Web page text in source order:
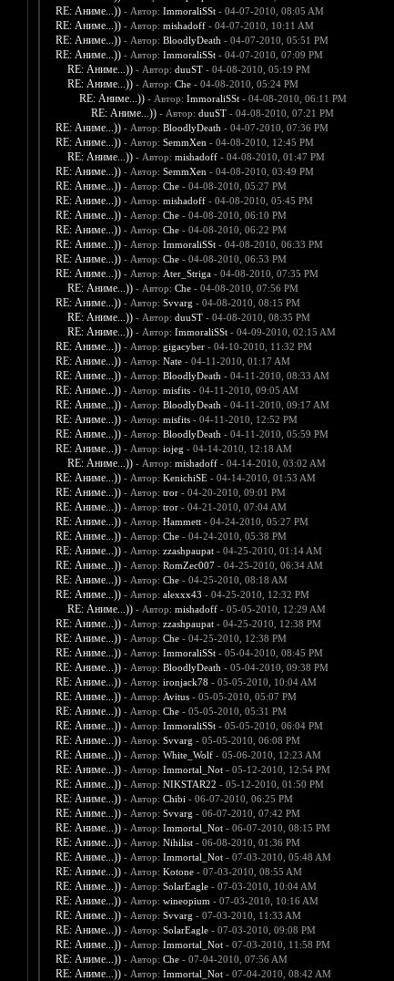
RE: Аниме...)) - Автор: ImmoraliSSt- 04-07-2010, 08:05 AM
RE: Аниме...)) - Автор: mishadoff- 04-07-2010, 10:11 AM
RE: Аниме...)) - Автор: BloodlyDeath - 04-07-2010, 05:51 PM
RE: Аниме...)) - Автор: ImmoraliSSt- 04-07-2010, 07:09 PM
RE: Аниме...)) - Автор: duuST- 04-08-2010, 05:19 PM
RE: Аниме...)) - Автор: Che- 04-08-2010, 05:24 PM
RE: Аниме...)) - Автор: ImmoraliSSt- 04-08-2010, 06:11 PM
RE: Аниме...)) - Автор: duuST- 04-08-2010, 07:21 PM
RE: Аниме...)) - Автор: BloodlyDeath - 04-07-2010, 07:36 PM
RE: Аниме...)) - Автор: SemmXen - 04-08-2010, 12:45 PM
RE: Аниме...)) - Автор: mishadoff- 04-08-2010, 01:47 PM
RE: Аниме...)) - Автор: SemmXen - 04-08-2010, 03:49 PM
RE: Аниме...)) - Автор: Che- 04-08-2010, 05:27 PM
RE: Аниме...)) - Автор: mishadoff- 04-08-2010, 05:45 PM
RE: Аниме...)) - Автор: Che- 04-08-2010, 06:10 PM
RE: Аниме...)) - Автор: Che- 04-08-2010, 06:22 PM
RE: Аниме...)) - Автор: ImmoraliSSt- 04-08-2010, 06:33 PM
RE: Аниме...)) - Автор: Che- 04-08-2010, 06:53 PM
RE: Аниме...)) - Автор: Ater_Striga- 04-08-2010, 07:35 PM
RE: Аниме...)) - Автор: Che- 04-08-2010, 07:56 PM
RE: Аниме...)) - Автор: Svvarg - 04-08-2010, 08:15 PM
RE: Аниме...)) - Автор: duuST- 04-08-2010, 08:35 PM
RE: Аниме...)) - Автор: ImmoraliSSt- 04-09-2010, 02:15 AM
RE: Аниме...)) - Автор: gigacyber- 04-10-2010, 11:32 PM
RE: Аниме...)) - Автор: Nate- 04-11-2010, 01:17 AM
RE: Аниме...)) - Автор: BloodlyDeath - 04-11-2010, 08:33 AM
RE: Аниме...)) - Автор: misfits- 04-11-2010, 09:05 AM
RE: Аниме...)) - Автор: BloodlyDeath - 04-11-2010, 09:17 AM
RE: Аниме...)) - Автор: misfits- 04-11-2010, 12:52 PM
RE: Аниме...)) - Автор: BloodlyDeath - 04-11-2010, 05:59 PM
RE: Аниме...)) - Автор: iojeg - 04-14-2010, 12:18 AM
RE: Аниме...)) - Автор: mishadoff- 04-14-2010, 03:02 AM
RE: Аниме...)) - Автор: KenichiSE- 04-14-2010, 01:53 AM
RE: Аниме...)) - Автор: tror- 04-20-2010, 09:01 PM
RE: Аниме...)) - Автор: tror- 04-21-2010, 07:04 AM
RE: Аниме...)) - Автор: Hammett- 04-24-2010, 05:27 PM
RE: Аниме...)) - Автор: Che- 04-24-2010, 05:38 PM
RE: Аниме...)) - Автор: zzashpaupat- 04-25-2010, 01:14 AM
RE: Аниме...)) - Автор: RomZec007- 04-25-2010, 06:34 AM
RE: Аниме...)) - Автор: Che- 04-25-2010, 08:18 AM
RE: Аниме...)) - Автор: alexxx43 - 04-25-2010, 12:32 PM
RE: Аниме...)) - Автор: mishadoff- 05-05-2010, 12:29 AM
RE: Аниме...)) - Автор: zzashpaupat- 04-25-2010, 12:38 PM
RE: Аниме...)) - Автор: Che- 04-25-2010, 12:38 PM
RE: Аниме...)) - Автор: ImmoraliSSt- 05-04-2010, 08:45 PM
RE: Аниме...)) - Автор: BloodlyDeath - 05-04-2010, 09:38 PM
RE: Аниме...)) - Автор: ironjack78 - 05-05-2010, 10:04 AM
RE: Аниме...)) - Автор: Avitus- 05-05-2010, 05:07 PM
RE: Аниме...)) - Автор: Che- 05-05-2010, 05:31 PM
RE: Аниме...)) - Автор: ImmoraliSSt- 05-05-2010, 06:04 PM
RE: Аниме...)) - Автор: Svvarg - 05-05-2010, 06:08 PM
RE: Аниме...)) - Автор: White_Wolf- 05-06-2010, 12:23 AM
RE: Аниме...)) - Автор: Immortal_Not- 05-12-2010, 12:54 PM
RE: Аниме...)) - Автор: NIKSTAR22 - 05-12-2010, 01:50 PM
RE: Аниме...)) - Автор: Chibi - 06-07-2010, 06:25 PM
RE: Аниме...)) - Автор: Svvarg - 06-07-2010, 07:42 PM
RE: Аниме...)) - Автор: Immortal_Not- 06-07-2010, 08:15 PM
RE: Аниме...)) - Автор: Nihilist- 06-08-2010, 01:36 PM
RE: Аниме...)) - Автор: Immortal_Not- 07-03-2010, 05:48 AM
RE: Аниме...)) - Автор: Kotone- 07-03-2010, 08:55 AM
RE: Аниме...)) - Автор: SolarEagle- 07-03-2010, 10:04 AM
RE: Аниме...)) - Автор: wineopium - 07-03-2010, 10:16 AM
RE: Аниме...)) - Автор: Svvarg - 07-03-2010, 11:33 AM
RE: Аниме...)) - Автор: SolarEagle- 07-03-2010, 09:08 PM
RE: Аниме...)) - Автор: Immortal_Not- 07-03-2010, 11:58 PM
RE: Аниме...)) - Автор: Che- 07-04-2010, 07:56 AM
RE: Аниме...)) - Автор: Immortal_Not- 07-04-2010, 08:42 AM